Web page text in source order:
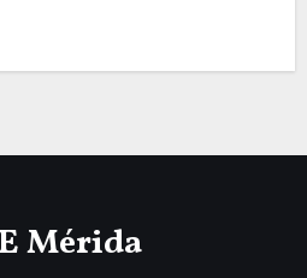
Mérida